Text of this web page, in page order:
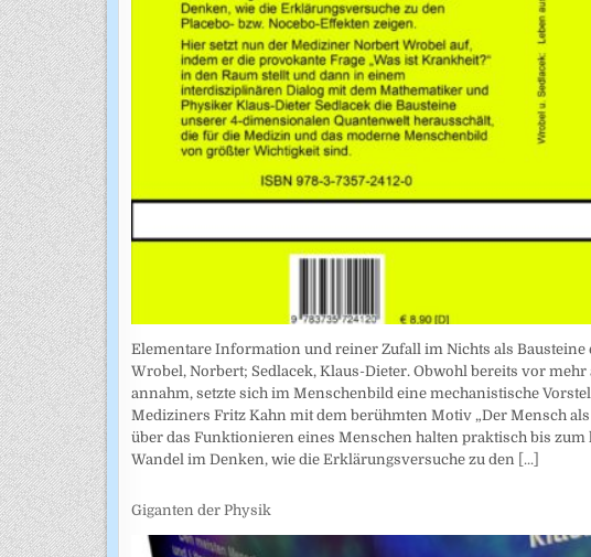
Elementare Information und reiner Zufall im Nichts als
Wrobel, Norbert; Sedlacek, Klaus-Dieter. Obwohl bereits vor
annahm, setzte sich im Menschenbild eine mechanistische
Mediziners Fritz Kahn mit dem berühmten Motiv „Der Mensch
über das Funktionieren eines Menschen halten praktisch bis
Wandel im Denken, wie die Erklärungsversuche zu den [...]
Giganten der Physik